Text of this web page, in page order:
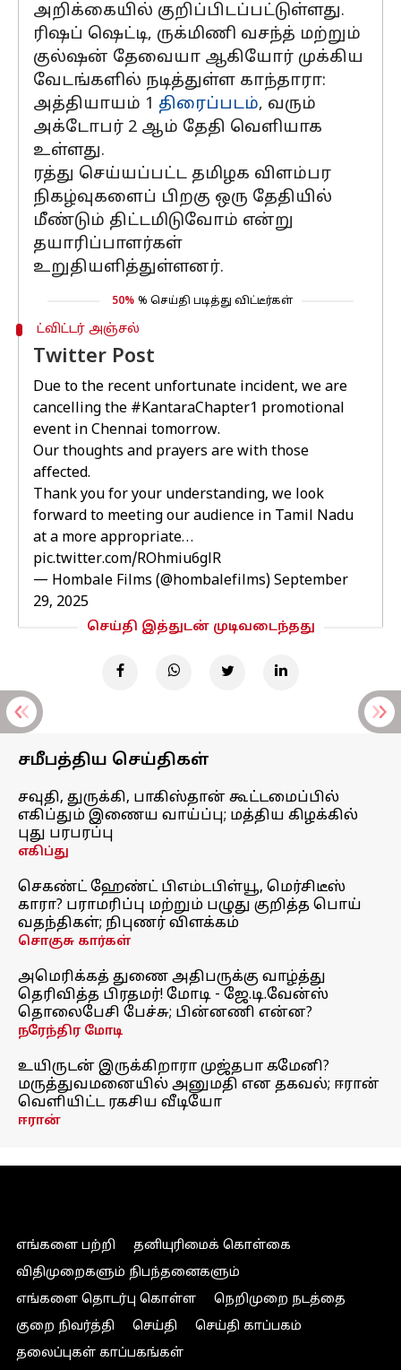
அறிக்கையில் குறிப்பிடப்பட்டுள்ளது.
ரிஷப் ஷெட்டி, ருக்மிணி வசந்த் மற்றும்
குல்ஷன் தேவையா ஆகியோர் முக்கிய
வேடங்களில் நடித்துள்ள காந்தாரா:
அத்தியாயம் 1 திரைப்படம், வரும்
அக்டோபர் 2 ஆம் தேதி வெளியாக
உள்ளது.
ரத்து செய்யப்பட்ட தமிழக விளம்பர
நிகழ்வுகளைப் பிறகு ஒரு தேதியில்
மீண்டும் திட்டமிடுவோம் என்று
தயாரிப்பாளர்கள்
உறுதியளித்துள்ளனர்.
50% % செய்தி படித்து விட்டீர்கள்
ட்விட்டர் அஞ்சல்
Twitter Post
Due to the recent unfortunate incident, we are
cancelling the #KantaraChapter1 promotional
event in Chennai tomorrow.
Our thoughts and prayers are with those
affected.
Thank you for your understanding, we look
forward to meeting our audience in Tamil Nadu
at a more appropriate…
pic.twitter.com/ROhmiu6glR
— Hombale Films (@hombalefilms) September
29, 2025
செய்தி இத்துடன் முடிவடைந்தது
சமீபத்திய செய்திகள்
சவுதி, துருக்கி, பாகிஸ்தான் கூட்டமைப்பில்
எகிப்தும் இணைய வாய்ப்பு; மத்திய கிழக்கில்
புது பரபரப்பு
எகிப்து
செகண்ட் ஹேண்ட் பிஎம்டபிள்யூ, மெர்சிடீஸ்
காரா? பராமரிப்பு மற்றும் பழுது குறித்த பொய்
வதந்திகள்; நிபுணர் விளக்கம்
சொகுசு கார்கள்
அமெரிக்கத் துணை அதிபருக்கு வாழ்த்து
தெரிவித்த பிரதமர்! மோடி - ஜே.டி.வேன்ஸ்
தொலைபேசி பேச்சு; பின்னணி என்ன?
நரேந்திர மோடி
உயிருடன் இருக்கிறாரா முஜ்தபா கமேனி?
மருத்துவமனையில் அனுமதி என தகவல்; ஈரான்
வெளியிட்ட ரகசிய வீடியோ
ஈரான்
எங்களை பற்றி
தனியுரிமைக் கொள்கை
விதிமுறைகளும் நிபந்தனைகளும்
எங்களை தொடர்பு கொள்ள
நெறிமுறை நடத்தை
குறை நிவர்த்தி
செய்தி
செய்தி காப்பகம்
தலைப்புகள் காப்பகங்கள்